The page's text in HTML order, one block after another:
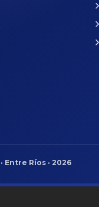
· Entre Ríos · 2026